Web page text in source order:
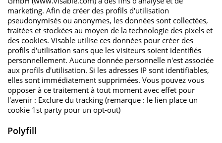
marketing. Afin de créer des profils d'utilisation
pseudonymisés ou anonymes, les données sont collectées,
traitées et stockées au moyen de la technologie des pixels et
des cookies. Visable utilise ces données pour créer des
profils d'utilisation sans que les visiteurs soient identifiés
personnellement. Aucune donnée personnelle n'est associée
aux profils d'utilisation. Si les adresses IP sont identifiables,
elles sont immédiatement supprimées. Vous pouvez vous
opposer à ce traitement à tout moment avec effet pour
l'avenir : Exclure du tracking (remarque : le lien place un
cookie 1st party pour un opt-out)
Polyfill